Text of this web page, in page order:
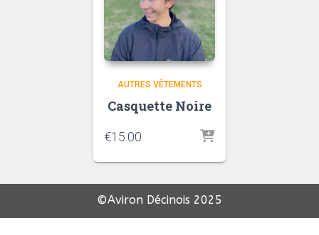
AUTRES VÊTEMENTS
Casquette Noire
€15.00
©Aviron Décinois 2025